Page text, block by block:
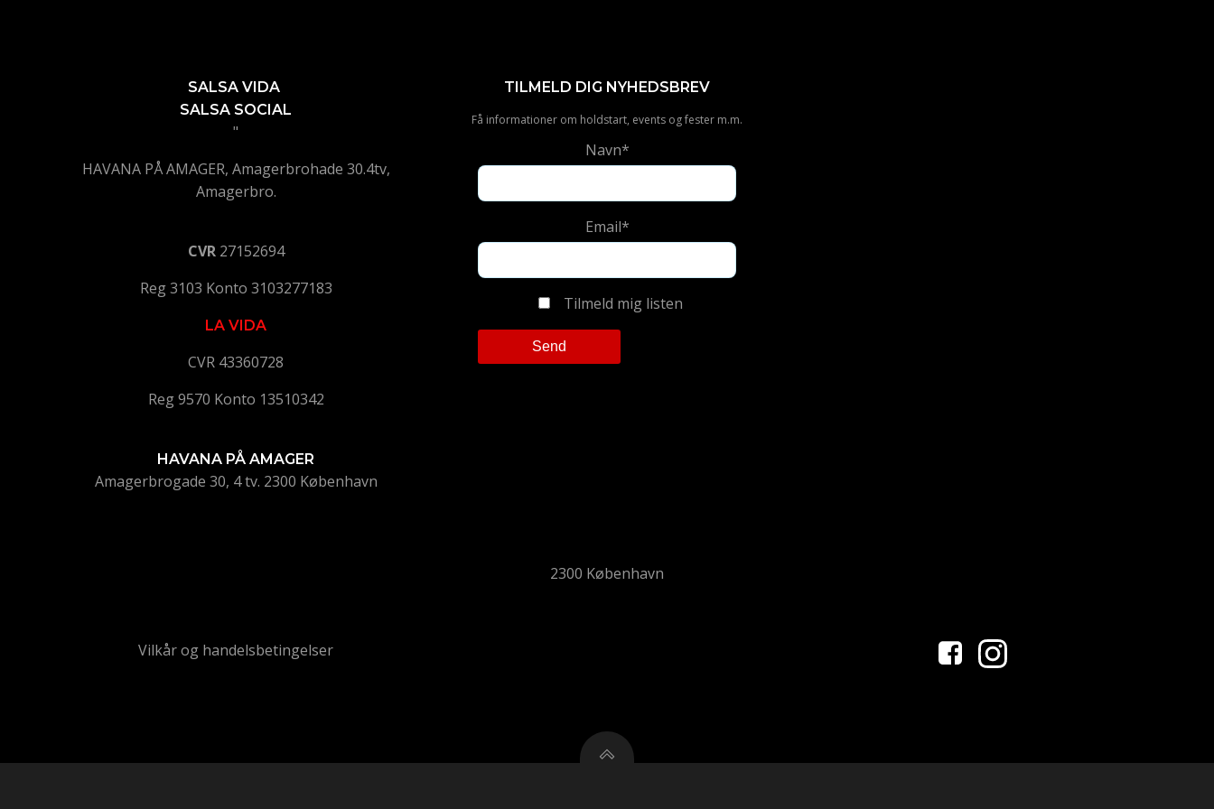
SALSA VIDA
SALSA SOCIAL
"
HAVANA PÅ AMAGER, Amagerbrohade 30.4tv,
Amagerbro.
CVR 27152694
Reg 3103 Konto 3103277183
LA VIDA
CVR 43360728
Reg 9570 Konto 13510342
HAVANA PÅ AMAGER
Amagerbrogade 30, 4 tv. 2300 København
TILMELD DIG NYHEDSBREV
Få informationer om holdstart, events og fester m.m.
Navn*
Email*
Tilmeld mig listen
2300 København
Vilkår og handelsbetingelser